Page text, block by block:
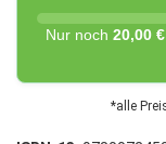
Nur noch 20,00 €
*alle